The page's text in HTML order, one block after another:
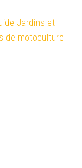
Jardins et
de motoculture